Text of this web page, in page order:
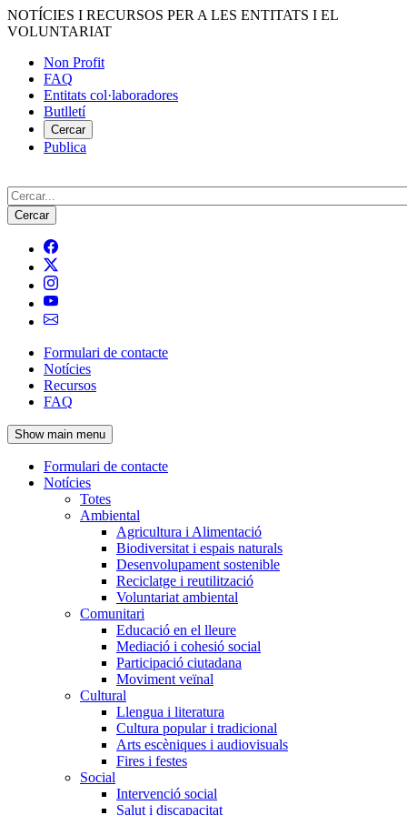
Vés
al
NOTÍCIES I RECURSOS PER A LES ENTITATS I EL
VOLUNTARIAT
Menú
del
compte
d'usuari
Non Profit
FAQ
Entitats col·laboradores
Butlletí
Cercar
Publica
Cerca
Navegació
principal
de
l'encapçalament
Formulari de contacte
Notícies
Recursos
FAQ
Show main menu
Navegació
principal
Formulari de contacte
Notícies
Totes
Ambiental
Agricultura i Alimentació
Biodiversitat i espais naturals
Desenvolupament sostenible
Reciclatge i reutilització
Voluntariat ambiental
Comunitari
Educació en el lleure
Mediació i cohesió social
Participació ciutadana
Moviment veïnal
Cultural
Llengua i literatura
Cultura popular i tradicional
Arts escèniques i audiovisuals
Fires i festes
Social
Intervenció social
Salut i discapacitat